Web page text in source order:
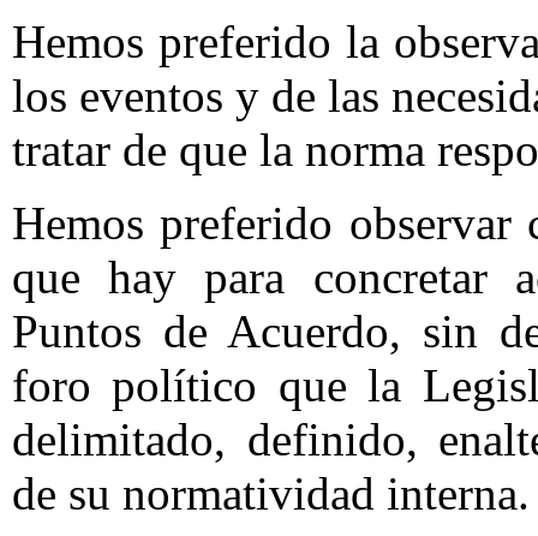
Hemos preferido la
los eventos y de las
tratar de que la norma
Hemos preferido observar
que hay para concretar
Puntos de Acuerdo, sin
foro político que la
delimitado, definido,
de su normatividad interna.